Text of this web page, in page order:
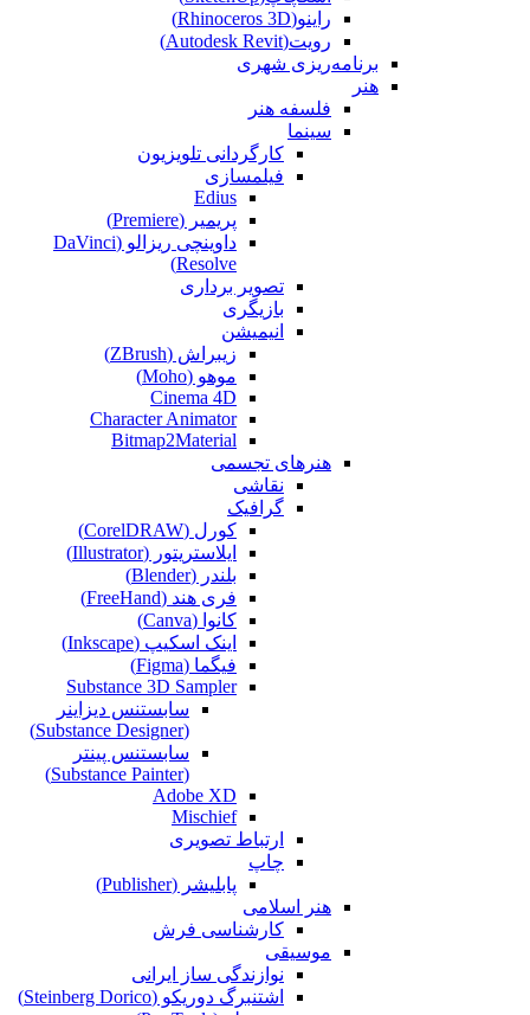
راینو(Rhinoceros 3D)
رویت(Autodesk Revit)
برنامه‌ریزی شهری
هنر
فلسفه هنر
سینما
کارگردانی تلویزیون
فیلمسازی
Edius
پریمیر (Premiere)
داوینچی ریزالو (DaVinci
Resolve)
تصویر برداری
بازیگری
انیمیشن
زیبراش (ZBrush)
موهو (Moho)
Cinema 4D
Character Animator
Bitmap2Material
هنرهای تجسمی
نقاشی‌
گرافیک
کورل (CorelDRAW)
ایلاستریتور (Illustrator)
بلندر (Blender)
فری هند (FreeHand)
کانوا (Canva)
اینک اسکیپ (Inkscape)
فیگما (Figma‎)
Substance 3D Sampler
سابستنس دیزاینر
(Substance Designer)
سابستنس پینتر
(Substance Painter)
Adobe XD
Mischief
ارتباط تصویری
چاپ
پابلیشر (Publisher)
هنر اسلامی
کارشناسی فرش
موسیقی
نوازندگی ساز ایرانی
اشتنبرگ دوریکو (Steinberg Dorico)